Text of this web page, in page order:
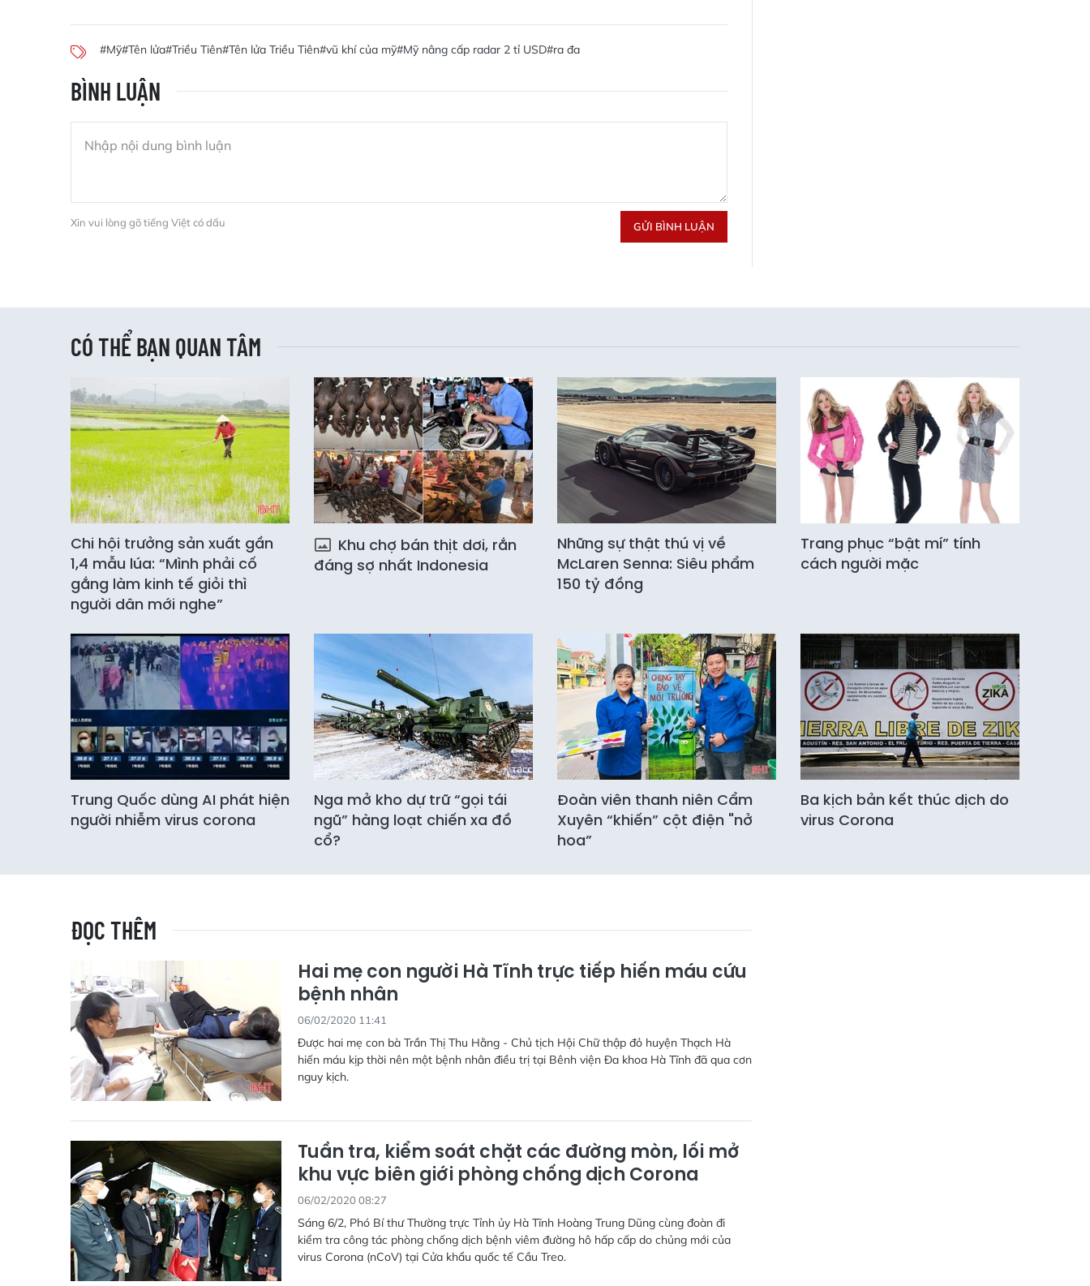
#Mỹ#Tên lửa#Triều Tiên#Tên lửa Triều Tiên#vũ khí của mỹ#Mỹ nâng cấp radar 2 tỉ USD#ra đa
BÌNH LUẬN
Xin vui lòng gõ tiếng Việt có dấu GỬI BÌNH LUẬN
CÓ THỂ BẠN QUAN TÂM
Chi hội trưởng sản xuất gần
1,4 mẫu lúa: “Mình phải cố
gắng làm kinh tế giỏi thì
người dân mới nghe”
Khu chợ bán thịt dơi, rắn
đáng sợ nhất Indonesia
Những sự thật thú vị về
McLaren Senna: Siêu phẩm
150 tỷ đồng
Trang phục “bật mí” tính
cách người mặc
Trung Quốc dùng AI phát hiện
người nhiễm virus corona
Nga mở kho dự trữ “gọi tái
ngũ” hàng loạt chiến xa đồ
cổ?
Đoàn viên thanh niên Cẩm
Xuyên “khiến” cột điện "nở
hoa”
Ba kịch bản kết thúc dịch do
virus Corona
ĐỌC THÊM
Hai mẹ con người Hà Tĩnh trực tiếp hiến máu cứu
bệnh nhân
06/02/2020 11:41
Được hai mẹ con bà Trần Thị Thu Hằng - Chủ tịch Hội Chữ thập đỏ huyện Thạch Hà
hiến máu kịp thời nên một bệnh nhân điều trị tại Bênh viện Đa khoa Hà Tĩnh đã qua cơn
nguy kịch.
Tuần tra, kiểm soát chặt các đường mòn, lối mở
khu vực biên giới phòng chống dịch Corona
06/02/2020 08:27
Sáng 6/2, Phó Bí thư Thường trực Tỉnh ủy Hà Tĩnh Hoàng Trung Dũng cùng đoàn đi
kiểm tra công tác phòng chống dịch bệnh viêm đường hô hấp cấp do chủng mới của
virus Corona (nCoV) tại Cửa khẩu quốc tế Cầu Treo.